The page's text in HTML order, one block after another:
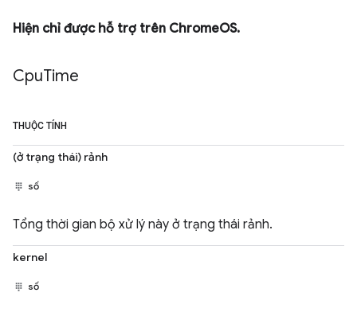
Hiện chỉ được hỗ trợ trên ChromeOS.
CpuTime
THUỘC TÍNH
(ở trạng thái) rảnh
số
Tổng thời gian bộ xử lý này ở trạng thái rảnh.
kernel
số